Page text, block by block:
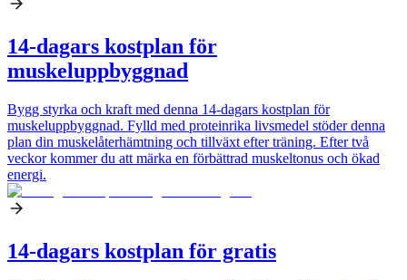
14-dagars kostplan för
muskeluppbyggnad
Bygg styrka och kraft med denna 14-dagars kostplan för
muskeluppbyggnad. Fylld med proteinrika livsmedel stöder denna
plan din muskelåterhämtning och tillväxt efter träning. Efter två
veckor kommer du att märka en förbättrad muskeltonus och ökad
energi.
14-dagars kostplan för gratis